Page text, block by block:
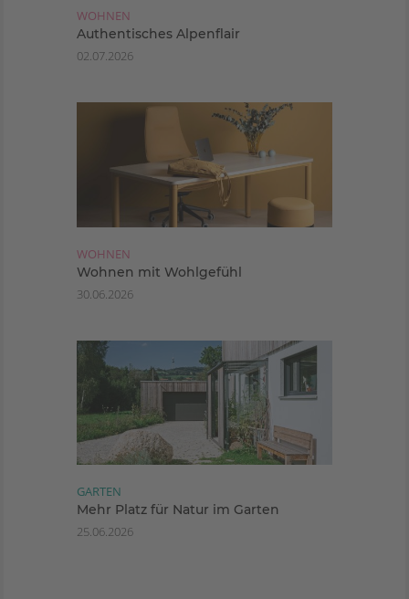
WOHNEN
Authentisches Alpenflair
02.07.2026
WOHNEN
Wohnen mit Wohlgefühl
30.06.2026
GARTEN
Mehr Platz für Natur im Garten
25.06.2026